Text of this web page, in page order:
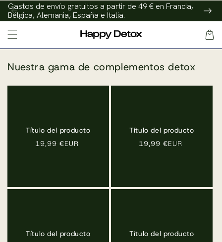
Ignorar y
pasar al
contenido
Gastos de envío gratuitos a partir de 49 € en Francia,
Bélgica, Alemania, España e Italia.
Cesta
Nuestra gama de complementos detox
Título del producto
Precio
19,99 €EUR
Título del producto
Precio
19,99 €EUR
Título del producto
Título del producto